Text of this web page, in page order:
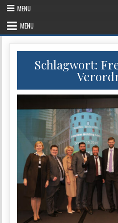
Skip
content
MENU
MENU
Schlagwort: